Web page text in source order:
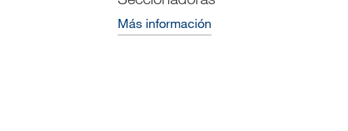
Más información